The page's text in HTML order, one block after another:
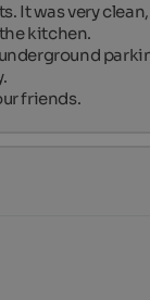
It was very
kitchen.
friends.